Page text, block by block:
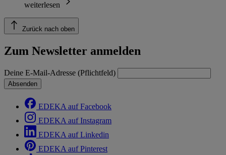
weiterlesen
Zurück nach oben
Zum Newsletter anmelden
Deine E-Mail-Adresse (Pflichtfeld)
Absenden
EDEKA auf Facebook
EDEKA auf Instagram
EDEKA auf Linkedin
EDEKA auf Pinterest